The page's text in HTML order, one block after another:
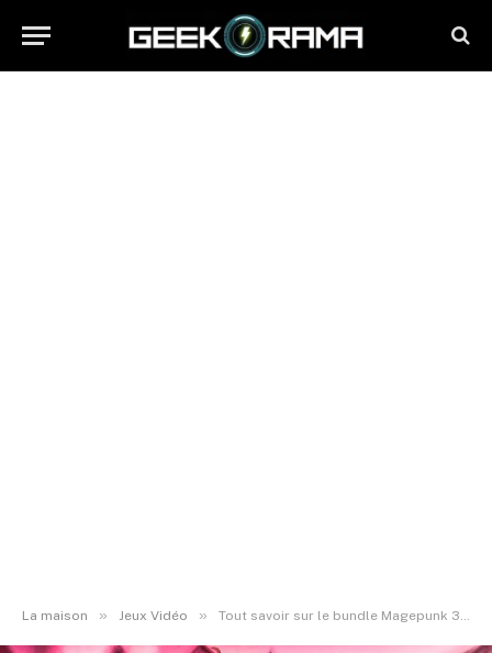
La maison » Jeux Vidéo » Tout savoir sur le bundle Magepunk 3.0 de VALORANT : skins, date de sortie et prix.